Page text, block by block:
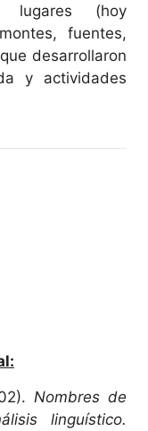
(hoy
fuentes,
desarrollaron
y actividades
Nombres de
linguístico.